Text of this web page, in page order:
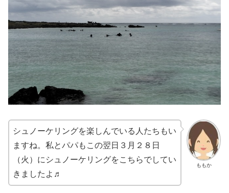
ももか
シュノーケリングを楽しんでいる人たちもい
ますね。私とパパもこの翌日３月２８日
（火）にシュノーケリングをこちらでしてい
きましたよ♬